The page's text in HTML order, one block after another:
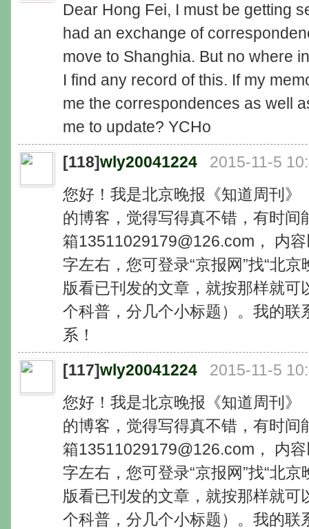
Dear Hong Fei, I must be getting
had an exchange of
move to Shanghia. But no where
I find any record of this. If my
me the correspondences as well
me to update? YCHo
[118]wly20041224
2015-11-5
您好！我是北京晚报《知道周刊
的博客，觉得写得真不错，有时
箱13511029179@126.com， 内
字左右，您可登录“京报网”找“北
版看已刊发的文章，就按那样就
个科普，分几个小标题）。我的
系！
[117]wly20041224
2015-11-5
您好！我是北京晚报《知道周刊
的博客，觉得写得真不错，有时
箱13511029179@126.com， 内
字左右，您可登录“京报网”找“北
版看已刊发的文章，就按那样就
个科普，分几个小标题）。我的